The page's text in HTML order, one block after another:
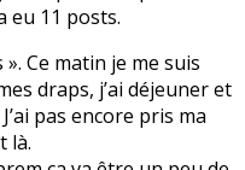
eu 11 posts.
Ce matin je me suis
draps, j’ai déjeuner et
pas encore pris ma
là.